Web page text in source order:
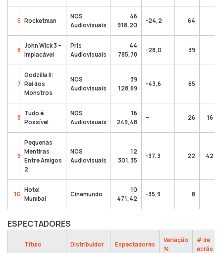
5 Rocketman
NOS
Audiovisuais
46
918,20
-24,2 64
6
John Wick 3 –
Implacável
Pris
Audiovisuais
44
785,78
-28,0 39
7
Godzilla II:
Rei dos
Monstros
NOS
Audiovisuais
39
128,69
-43,6 65
8
Tudo é
Possível
NOS
Audiovisuais
16
249,48
– 26 16
9
Pequenas
Mentiras
Entre Amigos
2
NOS
Audiovisuais
12
301,35
-37,3 22 42
10
Hotel
Mumbai
Cinemundo
10
471,42
-35,9 8
ESPECTADORES
Título Distribuidor Espectadores
Variação
%
# de
ecrãs